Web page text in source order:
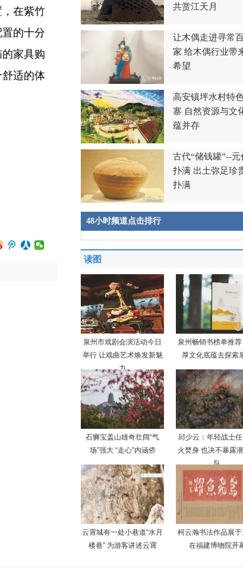
在紫竹
的十分
家具购
适的体
共赏江天月
让木偶走进寻常
家 给木偶行业带
希望
高安镇坪水村特
寨 自然资源与文
蕴并存
古代“储钱罐”--元
扑满 出土弥足珍
扑满
48小时频道点击排行
读图
泉州市戏剧会演活动今日
举行 让戏曲艺术焕发新魅
力
泉州畅销书榜单推荐
厚文化底蕴去探索
石狮宝盖山雄奇壮阔“气
场”强大 “走心”内涵侨
邱少云：年轻战士
火焚身 也决不暴露
队
云霄城有一处小巷道“水月
楼巷” 为游客讲述云霄
柯云瀚书法作品展于
在福建博物院开